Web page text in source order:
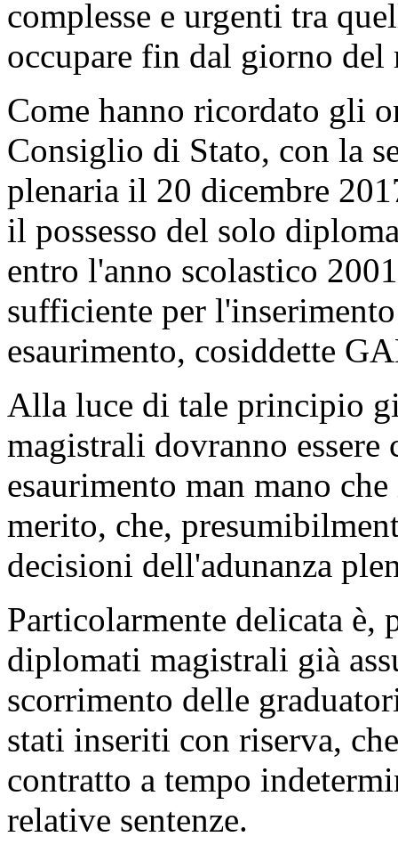
complesse e urgenti tra
occupare fin dal giorno del
Come hanno ricordato gli
Consiglio di Stato, con la
plenaria il 20 dicembre
il possesso del solo
entro l'anno scolastico
sufficiente per
esaurimento, cosiddette
Alla luce di tale principio
magistrali dovranno
esaurimento man mano
merito, che,
decisioni dell'adunanza
Particolarmente delicata è,
diplomati magistrali già
scorrimento delle
stati inseriti con riserva,
contratto a tempo
relative sentenze.